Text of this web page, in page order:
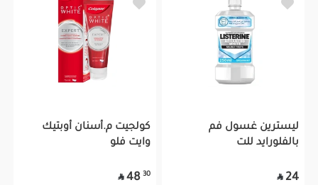
ليسترين غسول فم
بالفلورايد للت
24

كولجيت م.أسنان أوبتيك
وايت فلو
30
48
